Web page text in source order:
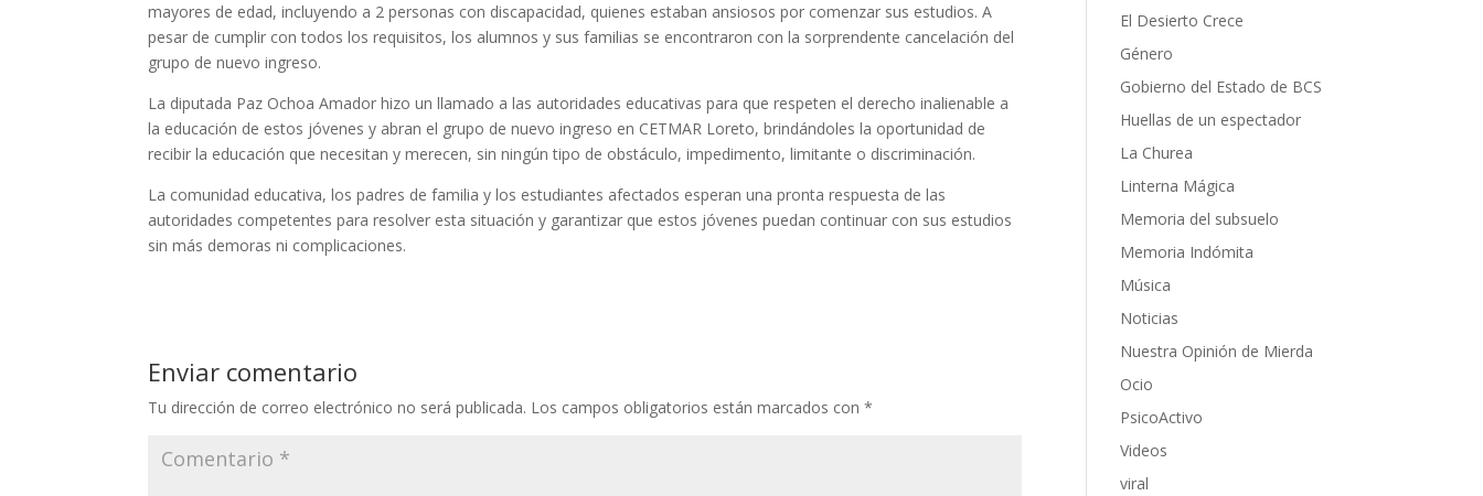
mayores de edad, incluyendo a 2 personas con discapacidad, quienes estaban ansiosos por comenzar sus estudios. A
pesar de cumplir con todos los requisitos, los alumnos y sus familias se encontraron con la sorprendente cancelación del
grupo de nuevo ingreso.
La diputada Paz Ochoa Amador hizo un llamado a las autoridades educativas para que respeten el derecho inalienable a
la educación de estos jóvenes y abran el grupo de nuevo ingreso en CETMAR Loreto, brindándoles la oportunidad de
recibir la educación que necesitan y merecen, sin ningún tipo de obstáculo, impedimento, limitante o discriminación.
La comunidad educativa, los padres de familia y los estudiantes afectados esperan una pronta respuesta de las
autoridades competentes para resolver esta situación y garantizar que estos jóvenes puedan continuar con sus estudios
sin más demoras ni complicaciones.
Enviar comentario
Tu dirección de correo electrónico no será publicada. Los campos obligatorios están marcados con*
El Desierto Crece
Género
Gobierno del Estado de BCS
Huellas de un espectador
La Churea
Linterna Mágica
Memoria del subsuelo
Memoria Indómita
Música
Noticias
Nuestra Opinión de Mierda
Ocio
PsicoActivo
Videos
viral